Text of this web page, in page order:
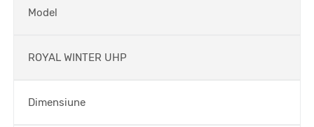
Model
ROYAL WINTER UHP
Dimensiune